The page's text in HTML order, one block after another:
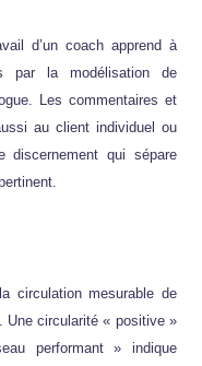
d’un coach apprend à
par la modélisation de
Les commentaires et
au client individuel ou
discernement qui sépare
circulation mesurable de
Une circularité « positive »
performant » indique